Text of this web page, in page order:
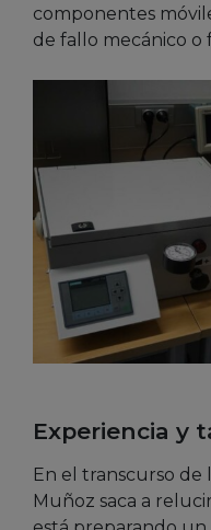
componentes
de fallo mecánico o
Experiencia y
En el transcurso de
Muñoz saca a